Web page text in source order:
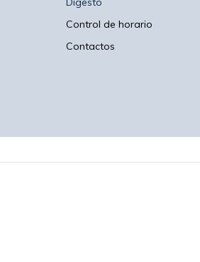
Control de horario
Contactos